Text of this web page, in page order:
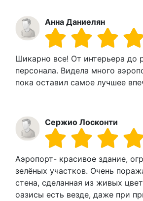
Анна Даниелян
Шикарно все! От интерьера до
персонала. Видела много
пока оставил самое лучшее
Сержио Лосконти
Аэропорт- красивое здание,
зелёных участков. Очень
стена, сделанная из живых
оазисы есть везде, даже при